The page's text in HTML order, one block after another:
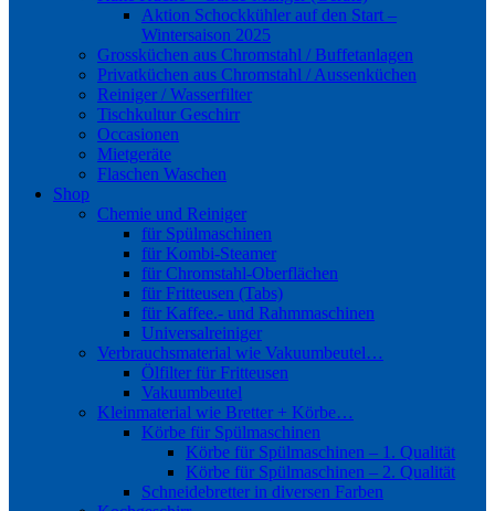
Aktion Schockkühler auf den Start –
Wintersaison 2025
Grossküchen aus Chromstahl / Buffetanlagen
Privatküchen aus Chromstahl / Aussenküchen
Reiniger / Wasserfilter
Tischkultur Geschirr
Occasionen
Mietgeräte
Flaschen Waschen
Shop
Chemie und Reiniger
für Spülmaschinen
für Kombi-Steamer
für Chromstahl-Oberflächen
für Fritteusen (Tabs)
für Kaffee.- und Rahmmaschinen
Universalreiniger
Verbrauchsmaterial wie Vakuumbeutel…
Ölfilter für Fritteusen
Vakuumbeutel
Kleinmaterial wie Bretter + Körbe…
Körbe für Spülmaschinen
Körbe für Spülmaschinen – 1. Qualität
Körbe für Spülmaschinen – 2. Qualität
Schneidebretter in diversen Farben